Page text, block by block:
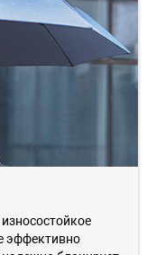
эффективно